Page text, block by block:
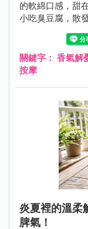
的軟綿口感，甜
小吃臭豆腐，散
要或是必挑戰的
食指大動的特色
關鍵字： 香氣解
按摩
炎夏裡的溫柔
脾氣！